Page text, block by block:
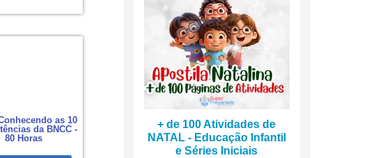
as 10
da BNCC -
80 Horas
+ de 100 Atividades de
NATAL - Educação Infantil
e Séries Iniciais